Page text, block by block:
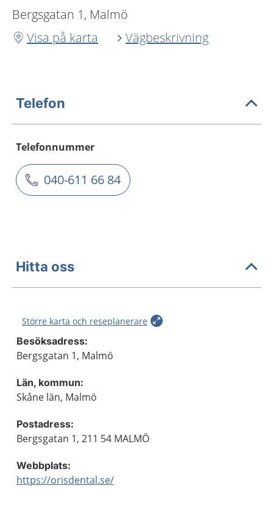
Bergsgatan 1, Malmö
Visa på karta
Vägbeskrivning
Telefon
Telefonnummer
040-611 66 84
Hitta oss
Större karta och reseplanerare
Besöksadress:
Bergsgatan 1, Malmö
Län, kommun:
Skåne län, Malmö
Postadress:
Bergsgatan 1, 211 54 MALMÖ
Webbplats:
https://orisdental.se/